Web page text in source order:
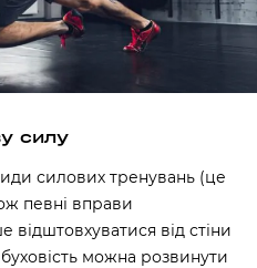
силу
силових тренувань (це
певні вправи
відштовхуватися від стіни
можна розвинути